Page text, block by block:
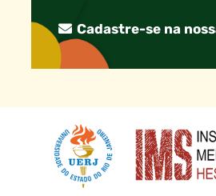
Cadastre-se na